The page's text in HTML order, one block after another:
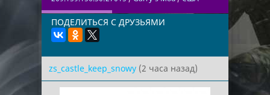
ПОДЕЛИТЬСЯ С ДРУЗЬЯМИ
zs_castle_keep_snowy (2 часа назад)